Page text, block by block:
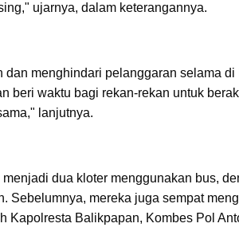
ujarnya, dalam keterangannya.
dan menghindari pelanggaran selama
beri waktu bagi rekan-rekan untuk
lanjutnya.
dua kloter menggunakan bus,
Sebelumnya, mereka juga sempat
Balikpapan, Kombes Pol